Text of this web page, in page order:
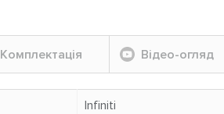
Комплектація Відео-огляд
Infiniti